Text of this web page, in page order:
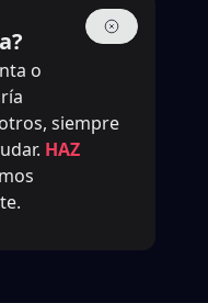
o
siempre
HAZ